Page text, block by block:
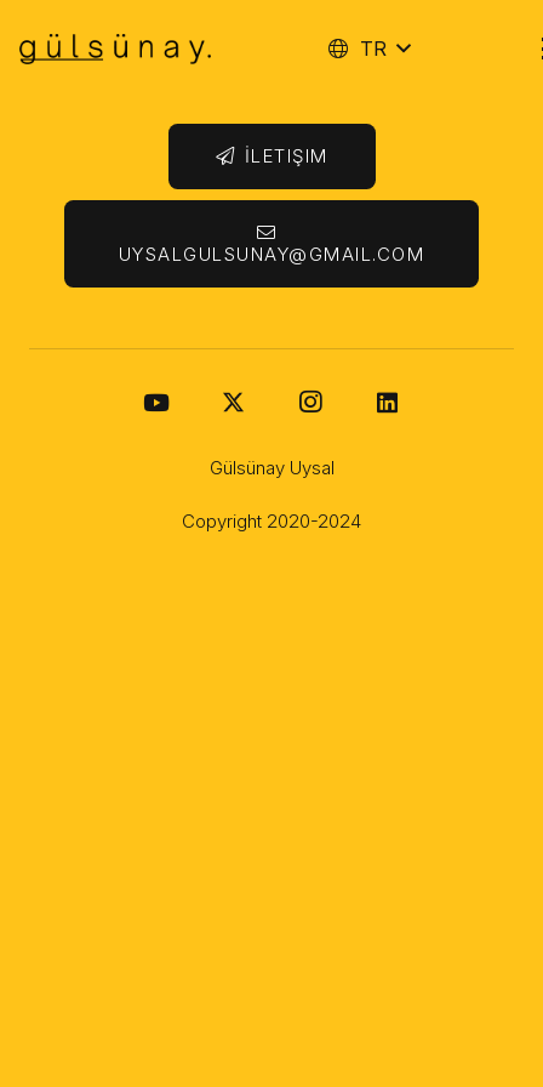
TR
İletişime geçmek istiyorum!
İLETIŞIM
UYSALGULSUNAY@GMAIL.COM
Gülsünay Uysal
Copyright 2020-2024